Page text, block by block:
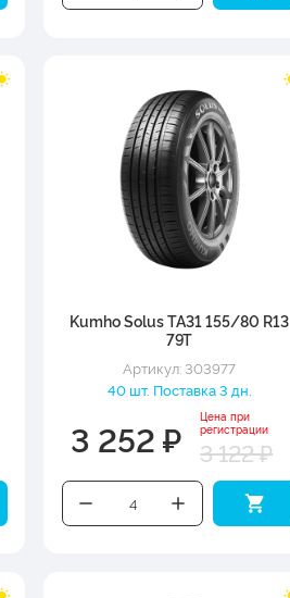
Kumho Solus TA31 155/80 R13
79T
Артикул: 303977
40 шт. Поставка 3 дн.
3 252 ₽
Цена при
регистрации
3 122 ₽